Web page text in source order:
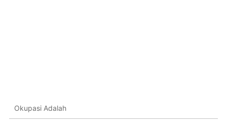
Okupasi Adalah